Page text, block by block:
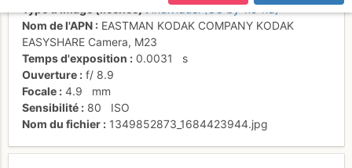
individuel (CC by-nc-nd)
Nom de l'APN
EASTMAN KODAK COMPANY KODAK
EASYSHARE Camera, M23
Temps d'exposition
0.0031
s
Ouverture
f/ 8.9
Focale
4.9
mm
Sensibilité
80
ISO
Nom du fichier
1349852873_1684423944.jpg